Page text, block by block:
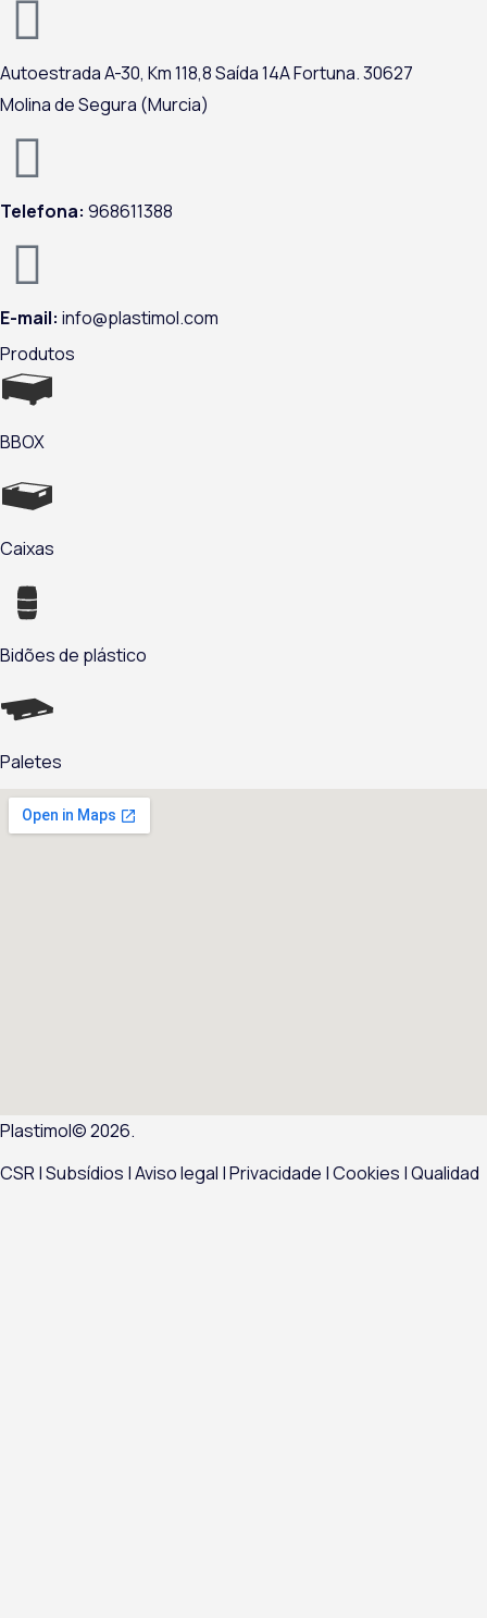
b
o
o
k
i
n
r
a
m
e
Autoestrada A-30, Km 118,8Saída 14A Fortuna.30627
Molina de Segura (Murcia)
Telefona: 968611388
E-mail: info@plastimol.com
Produtos
BBOX
Caixas
Bidões de plástico
Paletes
Plastimol© 2026.
CSR |Subsídios |Aviso legal |Privacidade |Cookies |Qualidad